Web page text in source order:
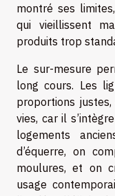
montré ses
qui vieillissent
produits trop
Le sur-mesure
long cours. Les
proportions
vies, car il
logements
d’équerre, on
moulures, et on
usage